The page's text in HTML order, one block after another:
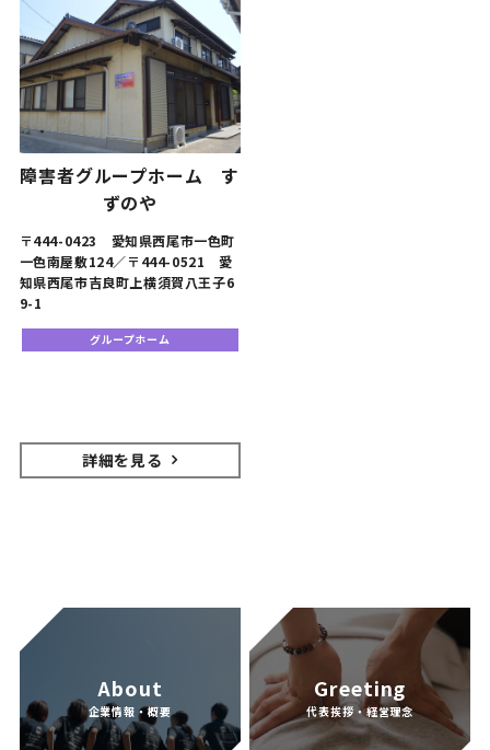
障害者グループホーム す
ずのや
〒444-0423 愛知県西尾市一色町
一色南屋敷124／〒444-0521 愛
知県西尾市吉良町上横須賀八王子6
9-1
グループホーム
詳細を見る
About
企業情報・概要
Greeting
代表挨拶・経営理念